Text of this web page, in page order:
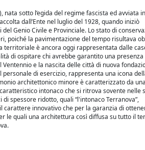
sotto l’egida del regime fascista ed avviata
dall’Ente nel luglio del 1928, quando iniziò
Genio Civile e Provinciale. Lo stato di
poiché la pavimentazione del tempo risultava
è ancora oggi rappresentata dalle
di ospitare chi avrebbe garantito una presenza
e la nascita delle città di nuova
di esercizio, rappresenta una icona
architettonico minore è caratterizzato da
intonaco che si ritrova sovente nelle
spessore ridotto, quali “l'intonaco Terranova”,
innovativo che per la garanzia di
le quali una architettura così diffusa su tutto il